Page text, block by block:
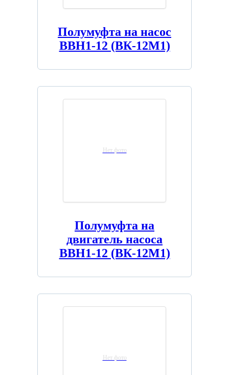
Полумуфта на насос
ВВН1-12 (ВК-12М1)
Нет фото
Полумуфта на
двигатель насоса
ВВН1-12 (ВК-12М1)
Нет фото